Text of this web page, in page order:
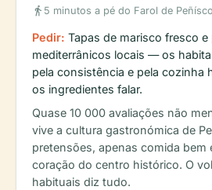
directions_walk 5 minutos a pé do Farol de
Pedir: Tapas de marisco fresco e
mediterrânicos locais — os
pela consistência e pela cozinha
os ingredientes falar.
Quase 10 000 avaliações não
vive a cultura gastronómica de
pretensões, apenas comida bem
coração do centro histórico. O
habituais diz tudo.